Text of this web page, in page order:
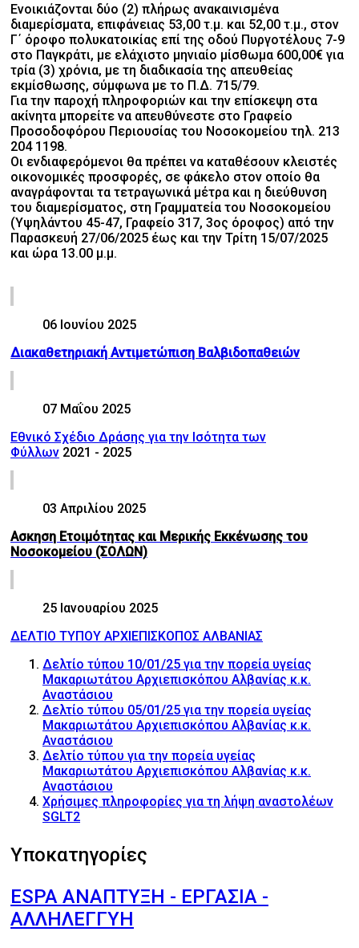
Ενοικιάζονται δύο (2) πλήρως ανακαινισμένα
διαμερίσματα, επιφάνειας 53,00 τ.μ. και 52,00 τ.μ., στον
Γ΄ όροφο πολυκατοικίας επί της οδού Πυργοτέλους 7-9
στο Παγκράτι, με ελάχιστο μηνιαίο μίσθωμα 600,00€ για
τρία (3) χρόνια, με τη διαδικασία της απευθείας
εκμίσθωσης, σύμφωνα με το Π.Δ. 715/79.
Για την παροχή πληροφοριών και την επίσκεψη στα
ακίνητα μπορείτε να απευθύνεστε στο Γραφείο
Προσοδοφόρου Περιουσίας του Νοσοκομείου τηλ. 213
204 1198.
Οι ενδιαφερόμενοι θα πρέπει να καταθέσουν κλειστές
οικονομικές προσφορές, σε φάκελο στον οποίο θα
αναγράφονται τα τετραγωνικά μέτρα και η διεύθυνση
του διαμερίσματος, στη Γραμματεία του Νοσοκομείου
(Υψηλάντου 45-47, Γραφείο 317, 3ος όροφος) από την
Παρασκευή 27/06/2025 έως και την Τρίτη 15/07/2025
και ώρα 13.00 μ.μ.
06 Ιουνίου 2025
Διακαθετηριακή Αντιμετώπιση Βαλβιδοπαθειών
07 Μαΐου 2025
Εθνικό Σχέδιο Δράσης για την Ισότητα των
Φύλλων 2021 - 2025
03 Απριλίου 2025
Ασκηση Ετοιμότητας και Μερικής Εκκένωσης του
Νοσοκομείου (ΣΟΛΩΝ)
25 Ιανουαρίου 2025
ΔΕΛΤΙΟ ΤΥΠΟΥ ΑΡΧΙΕΠΙΣΚΟΠΟΣ ΑΛΒΑΝΙΑΣ
Δελτίο τύπου 10/01/25 για την πορεία υγείας
Μακαριωτάτου Αρχιεπισκόπου Αλβανίας κ.κ.
Αναστάσιου
Δελτίο τύπου 05/01/25 για την πορεία υγείας
Μακαριωτάτου Αρχιεπισκόπου Αλβανίας κ.κ.
Αναστάσιου
Δελτίο τύπου για την πορεία υγείας
Μακαριωτάτου Αρχιεπισκόπου Αλβανίας κ.κ.
Αναστάσιου
Χρήσιμες πληροφορίες για τη λήψη αναστολέων
SGLT2
Υποκατηγορίες
ESPA ΑΝΑΠΤΥΞΗ - ΕΡΓΑΣΙΑ -
ΑΛΛΗΛΕΓΓΥΗ